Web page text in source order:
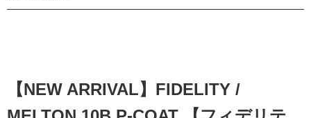
【NEW ARRIVAL】FIDELITY /